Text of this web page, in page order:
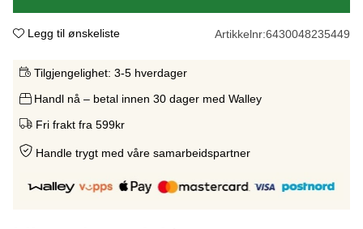
Legg til ønskeliste Artikkelnr:6430048235449
Tilgjengelighet: 3-5 hverdager
Handl nå – betal innen 30 dager med Walley
Fri frakt fra 599kr
Handle trygt med våre samarbeidspartner